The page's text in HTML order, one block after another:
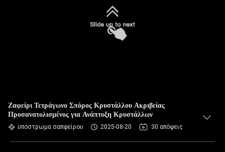
Ζαφείρι Τετράγωνο Σπόρος Κρυστάλλου Ακριβείας
Προσανατολισμένος για Ανάπτυξη Κρυστάλλων
υπόστρωμα σαπφείρου 2025-08-20 30 απόψεις